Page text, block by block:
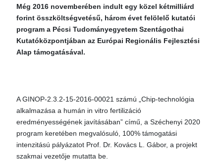
Még 2016 novemberében indult egy közel kétmilliárd
forint összköltségvetésű, három évet felölelő kutatói
program a Pécsi Tudományegyetem Szentágothai
Kutatóközpontjában az Európai Regionális Fejlesztési
Alap támogatásával.
A GINOP-2.3.2-15-2016-00021 számú „Chip-technológia
alkalmazása a humán in vitro fertilizáció
eredményességének javításában” című, a Széchenyi 2020
program keretében megvalósuló, 100% támogatási
intenzitású pályázatot Prof. Dr. Kovács L. Gábor, a projekt
szakmai vezetője mutatta be.